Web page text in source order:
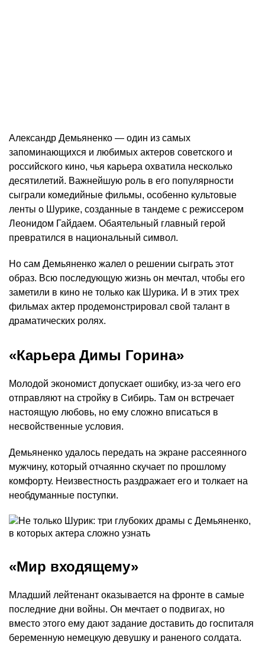
Александр Демьяненко — один из самых
запоминающихся и любимых актеров советского и
российского кино, чья карьера охватила несколько
десятилетий. Важнейшую роль в его популярности
сыграли комедийные фильмы, особенно культовые
ленты о Шурике, созданные в тандеме с режиссером
Леонидом Гайдаем. Обаятельный главный герой
превратился в национальный символ.
Но сам Демьяненко жалел о решении сыграть этот
образ. Всю последующую жизнь он мечтал, чтобы его
заметили в кино не только как Шурика. И в этих трех
фильмах актер продемонстрировал свой талант в
драматических ролях.
«Карьера Димы Горина»
Молодой экономист допускает ошибку, из-за чего его
отправляют на стройку в Сибирь. Там он встречает
настоящую любовь, но ему сложно вписаться в
несвойственные условия.
Демьяненко удалось передать на экране рассеянного
мужчину, который отчаянно скучает по прошлому
комфорту. Неизвестность раздражает его и толкает на
необдуманные поступки.
«Мир входящему»
Младший лейтенант оказывается на фронте в самые
последние дни войны. Он мечтает о подвигах, но
вместо этого ему дают задание доставить до госпиталя
беременную немецкую девушку и раненого солдата.